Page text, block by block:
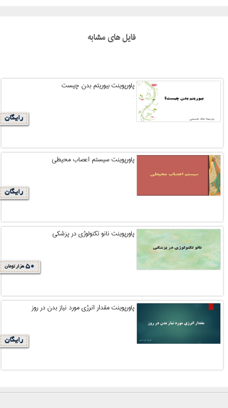
فایل های مشابه
پاورپوینت بیوریتم بدن چیست
رایگان
پاورپوینت سیستم اعصاب محیطی
رایگان
پاورپوینت نانو تکنولوژی در پزشکی
50 هزار تومان
پاورپوینت مقدار انرژی مورد نیاز بدن در روز
رایگان